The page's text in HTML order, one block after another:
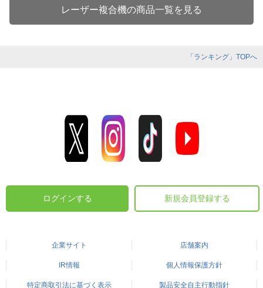
レーザー複合機の商品一覧を見る
「ランキング」TOPへ
ログインする 新規会員登録する
企業サイト 店舗案内
IR情報 個人情報保護方針
特定商取引法に基づく表示 製品安全自主行動指針